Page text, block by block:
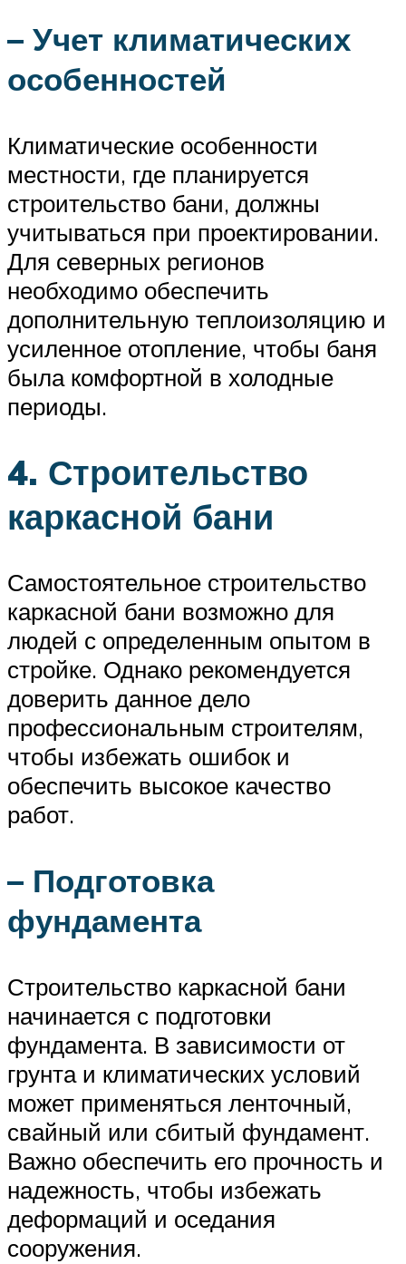
– Учет климатических
особенностей
Климатические особенности
местности, где планируется
строительство бани, должны
учитываться при проектировании.
Для северных регионов
необходимо обеспечить
дополнительную теплоизоляцию и
усиленное отопление, чтобы баня
была комфортной в холодные
периоды.
4. Строительство
каркасной бани
Самостоятельное строительство
каркасной бани возможно для
людей с определенным опытом в
стройке. Однако рекомендуется
доверить данное дело
профессиональным строителям,
чтобы избежать ошибок и
обеспечить высокое качество
работ.
– Подготовка
фундамента
Строительство каркасной бани
начинается с подготовки
фундамента. В зависимости от
грунта и климатических условий
может применяться ленточный,
свайный или сбитый фундамент.
Важно обеспечить его прочность и
надежность, чтобы избежать
деформаций и оседания
сооружения.